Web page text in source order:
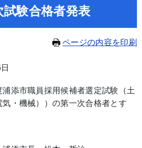
験合格者発表
ページの内容を印刷
添市職員採用候補者選定試験（土
・機械））の第一次合格者とす